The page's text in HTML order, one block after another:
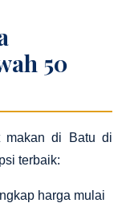
50
makan di Batu di
terbaik:
harga mulai